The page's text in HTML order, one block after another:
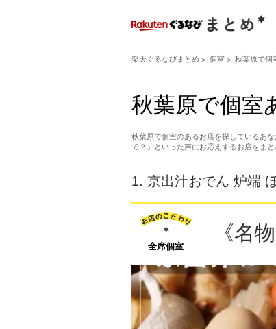
楽天ぐるなびまとめ 個室 秋葉原で個
秋葉原で個室
秋葉原で個室のあるお店を探しているあ
て？」といった声にお応えするお店をまと
1. 京出汁おでん 炉端
全席個室
《名